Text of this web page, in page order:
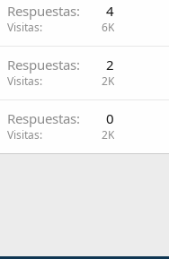
Respuestas 4
Visitas 6K
Respuestas 2
Visitas 2K
Respuestas 0
Visitas 2K